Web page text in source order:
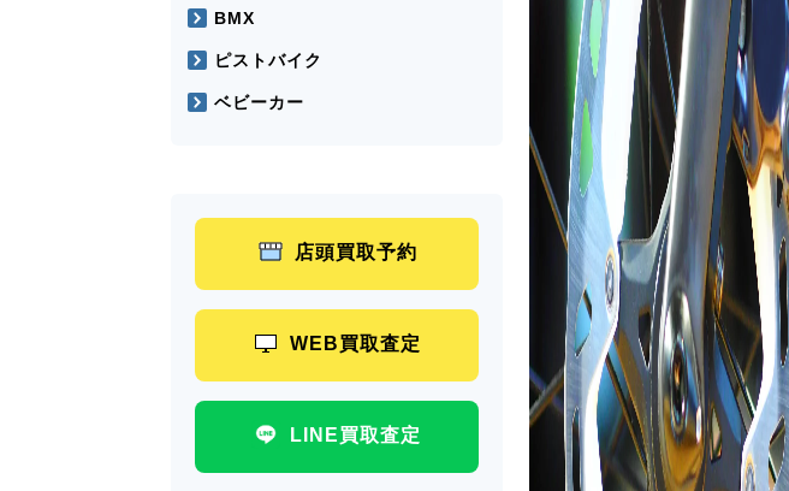
BMX
ピストバイク
ベビーカー
店頭買取予約
WEB買取査定
LINE買取査定